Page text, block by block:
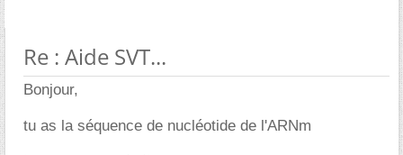
Re : Aide SVT...
Bonjour,
tu as la séquence de nucléotide de l'ARNm